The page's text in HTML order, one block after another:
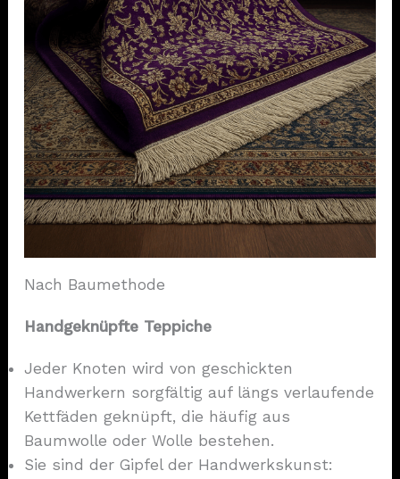
Nach Baumethode
Handgeknüpfte Teppiche
Jeder Knoten wird von geschickten
Handwerkern sorgfältig auf längs verlaufende
Kettfäden geknüpft, die häufig aus
Baumwolle oder Wolle bestehen.
Sie sind der Gipfel der Handwerkskunst: